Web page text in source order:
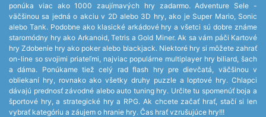
ponúka viac ako 1000 zaujímavých hry zadarmo. Adventure Sele -
väčšinou sa jedná o akciu v 2D alebo 3D hry, ako je Super Mario, Sonic
alebo Tank. Podobne ako klasické arkádové hry a všetci sú dobre známe
staromódny hry ako Arkanoid, Tetris a Gold Miner. Ak sa vám páči Kartové
hry Zdobenie hry ako poker alebo blackjack. Niektoré hry si môžete zahrať
on-line so svojimi priateľmi, najviac populárne multiplayer hry biliard, šach
a dáma. Ponúkame tiež celý rad flash hry pre dievčatá, väčšinou v
obliekaní hry, rovnako ako všetky druhy puzzle a loptové hry. Chlapci
dávajú prednosť závodné alebo auto tuning hry. Určite tu spomenúť boja a
športové hry, a strategické hry a RPG. Ak chcete začať hrať, stačí si len
vybrať kategóriu a záujem o hranie hry. Čas hrať vzrušujúce hry!!!